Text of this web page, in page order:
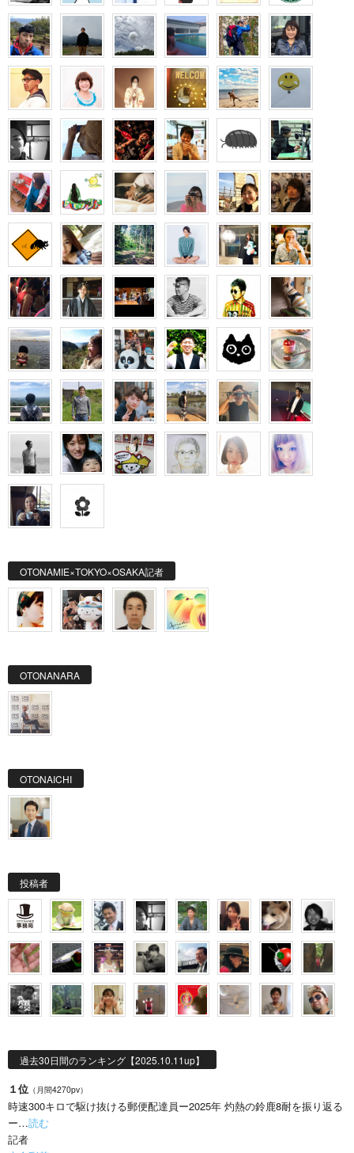
OTONAMIE×TOKYO×OSAKA記者
OTONANARA
OTONAICHI
投稿者
過去30日間のランキング【2025.10.11up】
１位 （月間4270pv）
時速300キロで駆け抜ける郵便配達員ー2025年 灼熱の鈴鹿8耐を振り返る
ー…読む
記者